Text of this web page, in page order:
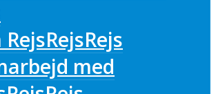
RejsRejsRejs
med